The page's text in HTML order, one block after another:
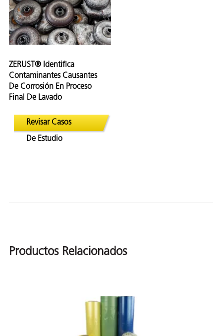
ZERUST® Identifica
Contaminantes Causantes
De Corrosión En Proceso
Final De Lavado
Revisar Casos
De Estudio
Productos Relacionados